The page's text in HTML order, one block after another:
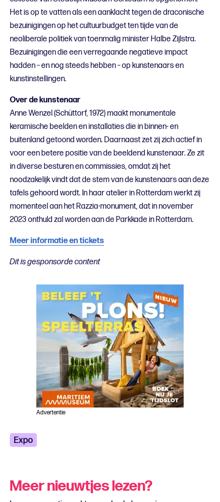
Het is op te vatten als een aanklacht tegen de draconische
bezuinigingen op het cultuurbudget ten tijde van de
neoliberale politiek van toenmalig minister Halbe Zijlstra.
Bezuinigingen die een verregaande negatieve impact
hadden – en nog steeds hebben – op kunstenaars en
kunstinstellingen.
Over de kunstenaar
Anne Wenzel (Schüttorf, 1972) maakt monumentale
keramische beelden en installaties die in binnen- en
buitenland getoond worden. Daarnaast zet zij zich actief in
voor een betere positie van de beeldend kunstenaar. Ze zit
in diverse besturen en commissies, omdat zij het
noodzakelijk vindt dat de stem van de kunstenaars aan deze
tafels gehoord wordt. In haar atelier in Rotterdam werkt zij
momenteel aan het Razzia-monument, dat in november
2023 onthuld zal worden aan de Parkkade in Rotterdam.
Meer informatie en tickets
Dit is gesponsorde content
Advertentie
Expo
Meer nieuwtjes lezen?